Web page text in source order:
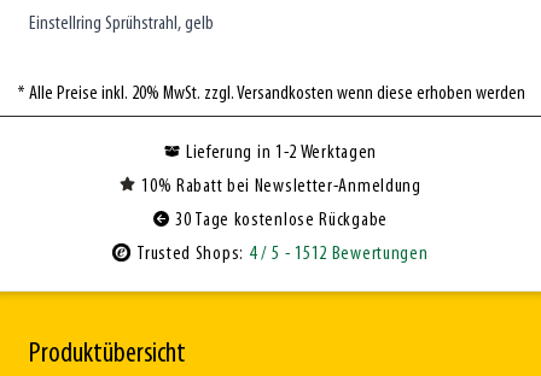
Einstellring Sprühstrahl, gelb
* Alle Preise inkl. 20% MwSt. zzgl. Versandkosten wenn diese erhoben werden
Lieferung in 1-2 Werktagen
10% Rabatt bei Newsletter-Anmeldung
30 Tage kostenlose Rückgabe
Trusted Shops: 4/ 5 - 1512 Bewertungen
Produktübersicht